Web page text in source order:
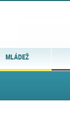
MLÁDEŽ